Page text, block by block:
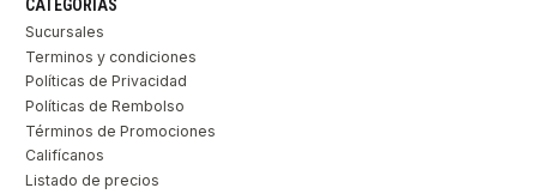
CATEGORÍAS
Sucursales
Terminos y condiciones
Políticas de Privacidad
Políticas de Rembolso
Términos de Promociones
Califícanos
Listado de precios